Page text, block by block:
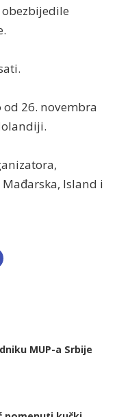
26. novembra
Island i
MUP-a Srbije